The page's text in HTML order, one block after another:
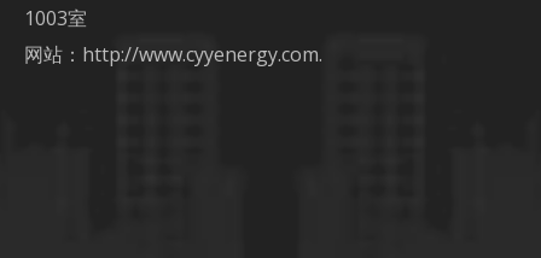
1003室
网站： http://www.cyyenergy.com.